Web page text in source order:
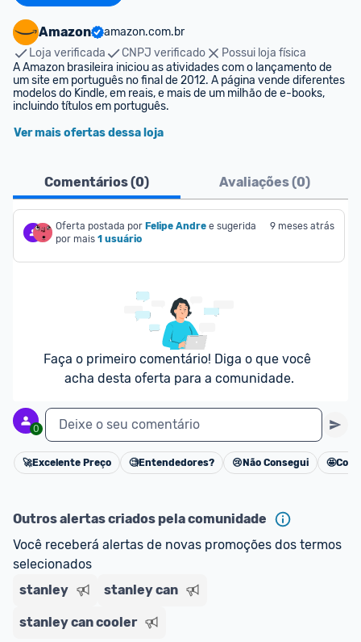
Amazon
amazon.com.br
Loja verificada
CNPJ verificado
Possui loja física
A Amazon brasileira iniciou as atividades com o lançamento de
um site em português no final de 2012. A página vende diferentes
modelos do Kindle, em reais, e mais de um milhão de e-books,
incluindo títulos em português.
Ver mais ofertas dessa loja
Comentários (0) Avaliações (0)
Oferta postada por Felipe Andre e sugerida
por mais 1 usuário
9 meses atrás
Faça o primeiro comentário! Diga o que você
acha desta oferta para a comunidade.
0 Deixe o seu comentário
Cancelar
🚀Excelente Preço 🧐Entendedores? 😢 Não Consegui 🤩
Outros alertas criados pela comunidade
Você receberá alertas de novas promoções dos termos
selecionados
stanley
stanley can
stanley can cooler